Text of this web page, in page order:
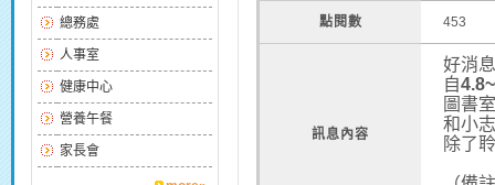
總務處
人事室
健康中心
營養午餐
家長會
點閱數 453
訊息內容
好消
自
圖書
和小
除了